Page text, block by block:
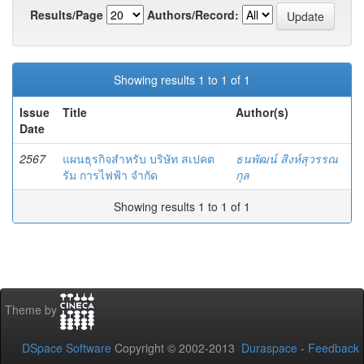
Results/Page
Authors/Record:
Showing results 1 to 1 of 1
Issue
Date
Title Author(s)
2567
แผนธุรกิจสำหรับ บริษัท สเปคต
รัม การไฟฟ้า จำกัด
ธนพัฒน์ สิงห์สุวรรณ
กุล
Showing results 1 to 1 of 1
Theme by
DSpace Software Copyright © 2002-2013 Duraspace - Feedback